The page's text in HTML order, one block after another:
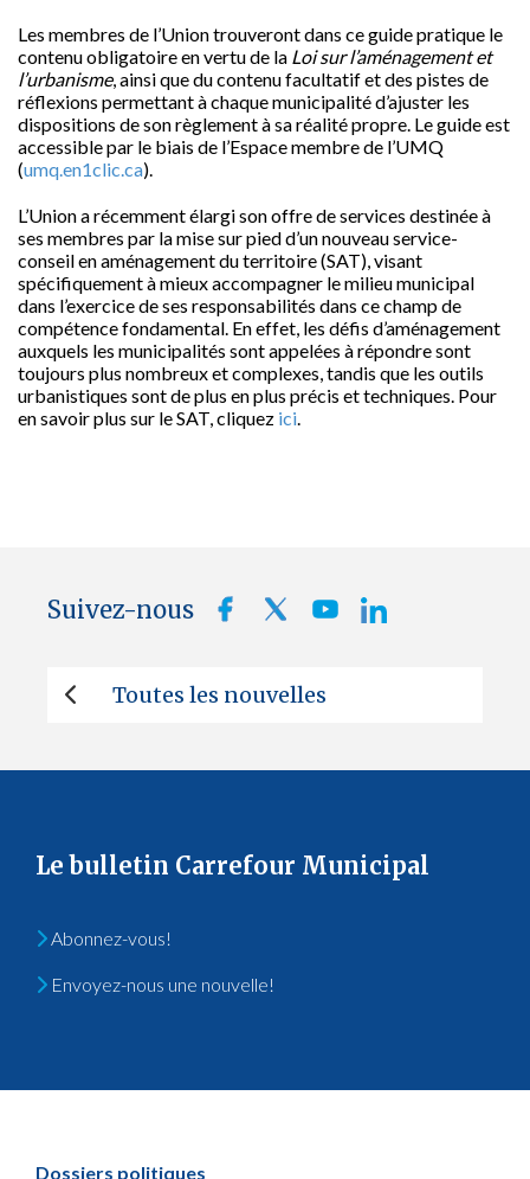
Les membres de l’Union trouveront dans ce guide pratique le
contenu obligatoire en vertu de la Loi sur l’aménagement et
l’urbanisme, ainsi que du contenu facultatif et des pistes de
réflexions permettant à chaque municipalité d’ajuster les
dispositions de son règlement à sa réalité propre. Le guide est
accessible par le biais de l’Espace membre de l’UMQ
(umq.en1clic.ca).
L’Union a récemment élargi son offre de services destinée à
ses membres par la mise sur pied d’un nouveau service-
conseil en aménagement du territoire (SAT), visant
spécifiquement à mieux accompagner le milieu municipal
dans l’exercice de ses responsabilités dans ce champ de
compétence fondamental. En effet, les défis d’aménagement
auxquels les municipalités sont appelées à répondre sont
toujours plus nombreux et complexes, tandis que les outils
urbanistiques sont de plus en plus précis et techniques. Pour
en savoir plus sur le SAT, cliquez ici.
Suivez-nous
Toutes les nouvelles
Le bulletin Carrefour Municipal
Abonnez-vous!
Envoyez-nous une nouvelle!
Dossiers politiques